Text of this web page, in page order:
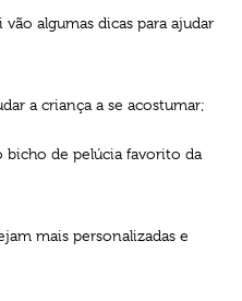
algumas dicas para ajudar
a criança a se acostumar;
bicho de pelúcia favorito da
mais personalizadas e